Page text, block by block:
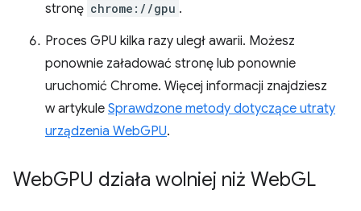
stronę chrome://gpu .
Proces GPU kilka razy uległ awarii. Możesz
ponownie załadować stronę lub ponownie
uruchomić Chrome. Więcej informacji znajdziesz
w artykule Sprawdzone metody dotyczące utraty
urządzenia WebGPU.
WebGPU działa wolniej niż WebGL